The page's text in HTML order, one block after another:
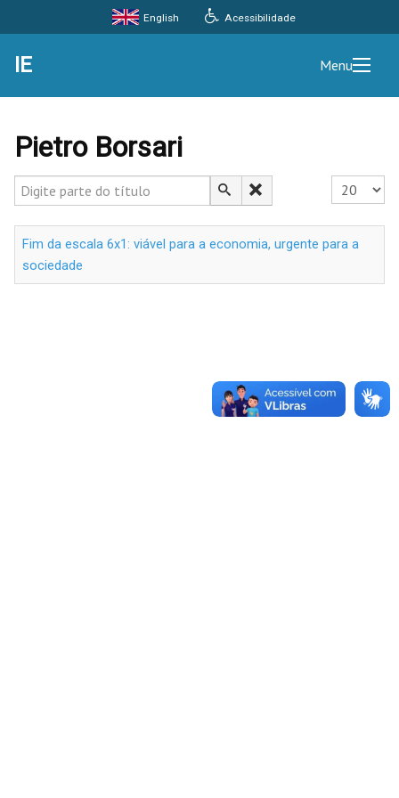
Acessibilidade
English
IE Menu
Pietro Borsari
Digite parte do título Exibir #
Fim da escala 6x1: viável para a economia, urgente para a
sociedade